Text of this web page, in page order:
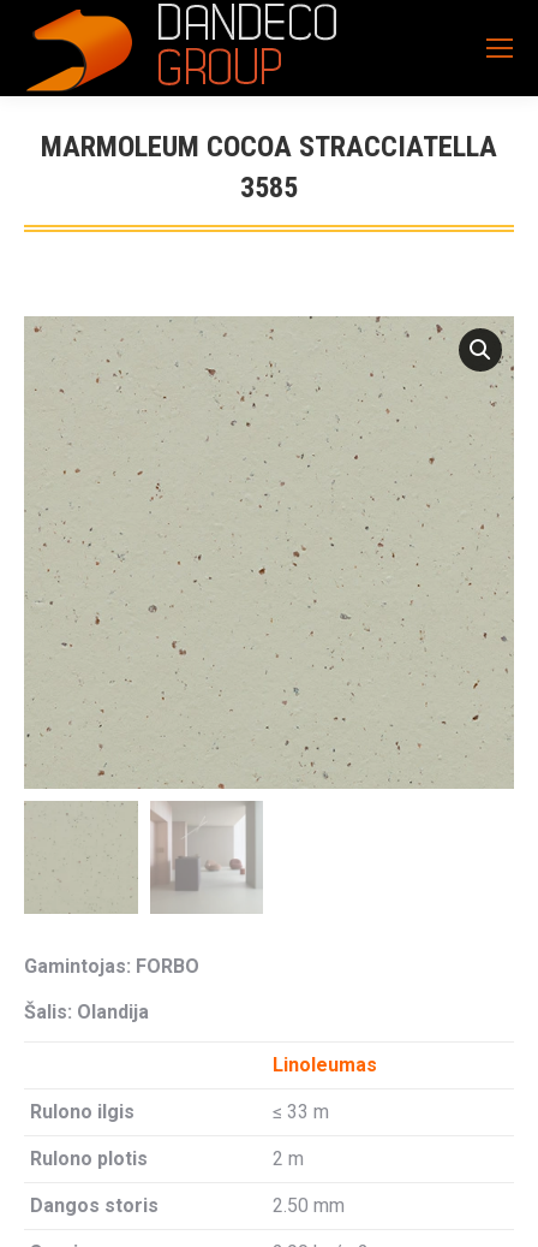
MARMOLEUM COCOA STRACCIATELLA
3585
Gamintojas: FORBO
Šalis: Olandija
Linoleumas
Rulono ilgis ≤ 33 m
Rulono plotis 2 m
Dangos storis 2.50 mm